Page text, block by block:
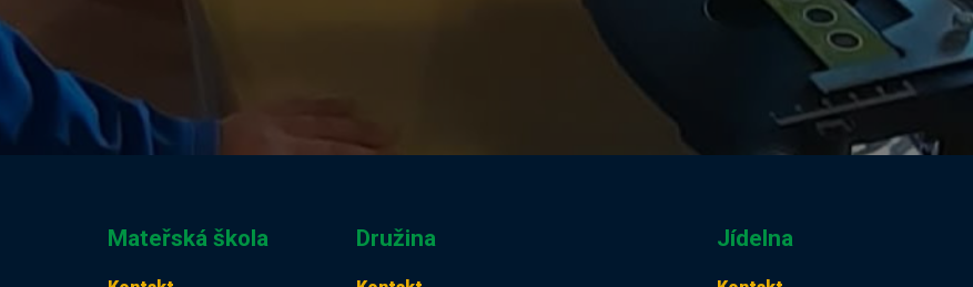
Mateřská škola Družina Jídelna